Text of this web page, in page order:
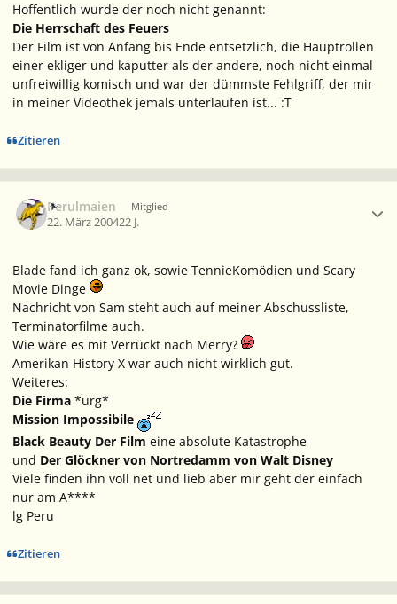
Hoffentlich wurde der noch nicht genannt:
Die Herrschaft des Feuers
Der Film ist von Anfang bis Ende entsetzlich, die Hauptrollen
einer ekliger und kaputter als der andere, noch nicht einmal
unfreiwillig komisch und war der dümmste Fehlgriff, der mir
in meiner Videothek jemals unterlaufen ist... :T
Zitieren
Perulmaien Mitglied
22. März 200422 J.
Blade fand ich ganz ok, sowie TennieKomödien und Scary
Movie Dinge
Nachricht von Sam steht auch auf meiner Abschussliste,
Terminatorfilme auch.
Wie wäre es mit Verrückt nach Merry?
Amerikan History X war auch nicht wirklich gut.
Weiteres:
Die Firma *urg*
Mission Impossibile
Black Beauty Der Film eine absolute Katastrophe
und Der Glöckner von Nortredamm von Walt Disney
Viele finden ihn voll net und lieb aber mir geht der einfach
nur am A****
lg Peru
Zitieren